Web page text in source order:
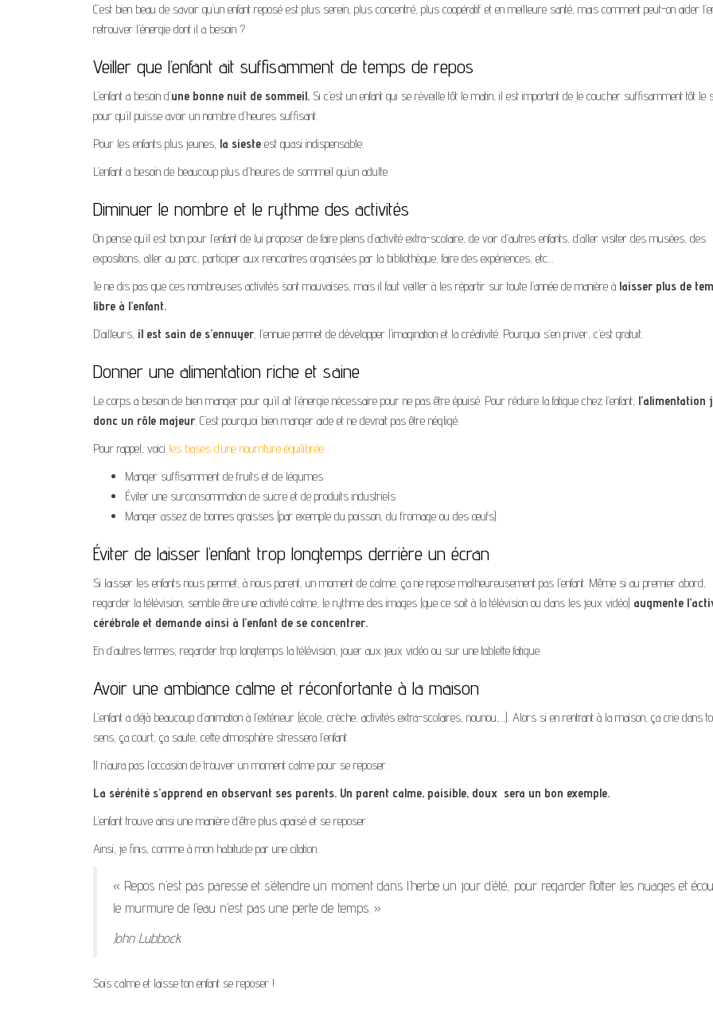
C’est bien beau de savoir qu’un enfant reposé est plus serein, plus concentré, plus coopératif et en meilleure santé, mais comment peut-on aider
retrouver l’énergie dont il a besoin ?
Veiller que l’enfant ait suffisamment de temps de repos
L’enfant a besoin d’une bonne nuit de sommeil. Si c’est un enfant qui se réveille tôt le matin, il est important de le coucher suffisamment tôt le
pour qu’il puisse avoir un nombre d’heures suffisant.
Pour les enfants plus jeunes, la sieste est quasi indispensable.
L’enfant a besoin de beaucoup plus d’heures de sommeil qu’un adulte.
Diminuer le nombre et le rythme des activités
On pense qu’il est bon pour l’enfant de lui proposer de faire pleins d’activité extra-scolaire, de voir d’autres enfants, d’aller visiter des musées, des
expositions, aller au parc, participer aux rencontres organisées par la bibliothèque, faire des expériences, etc…
Je ne dis pas que ces nombreuses activités sont mauvaises, mais il faut veiller à les répartir sur toute l’année de manière à laisser plus de
libre à l’enfant.
D’ailleurs, il est sain de s’ennuyer, l’ennuie permet de développer l’imagination et la créativité. Pourquoi s’en priver, c’est gratuit.
Donner une alimentation riche et saine
Le corps a besoin de bien manger pour qu’il ait l’énergie nécessaire pour ne pas être épuisé. Pour réduire la fatigue chez l’enfant, l’alimentation
donc un rôle majeur. C’est pourquoi bien manger aide et ne devrait pas être négligé.
Pour rappel, voici les bases d’une nourriture équilibrée
Manger suffisamment de fruits et de légumes
Éviter une surconsommation de sucre et de produits industriels
Manger assez de bonnes graisses (par exemple du poisson, du fromage ou des œufs).
Éviter de laisser l’enfant trop longtemps derrière un écran
Si laisser les enfants nous permet, à nous parent, un moment de calme, ça ne repose malheureusement pas l’enfant. Même si au premier abord,
regarder la télévision, semble être une activité calme, le rythme des images (que ce soit à la télévision ou dans les jeux vidéo) augmente
cérébrale et demande ainsi à l’enfant de se concentrer.
En d’autres termes, regarder trop longtemps la télévision, jouer aux jeux vidéo ou sur une tablette fatigue.
Avoir une ambiance calme et réconfortante à la maison
L’enfant a déjà beaucoup d’animation à l’extérieur (école, crèche, activités extra-scolaires, nounou,…). Alors si en rentrant à la maison, ça crie dans
sens, ça court, ça saute, cette atmosphère stressera l’enfant.
Il n’aura pas l’occasion de trouver un moment calme pour se reposer.
La sérénité s’apprend en observant ses parents. Un parent calme, paisible, doux sera un bon exemple.
L’enfant trouve ainsi une manière d’être plus apaisé et se reposer.
Ainsi, je finis, comme à mon habitude par une citation.
« Repos n’est pas paresse et s’étendre un moment dans l’herbe un jour d’été, pour regarder flotter les nuages et
le murmure de l’eau n’est pas une perte de temps. »
John Lubbock
Sois calme et laisse ton enfant se reposer !